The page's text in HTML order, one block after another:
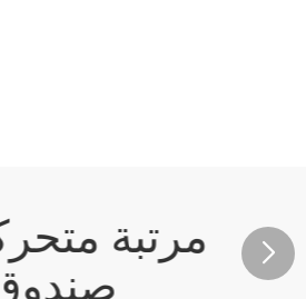
مرتبة